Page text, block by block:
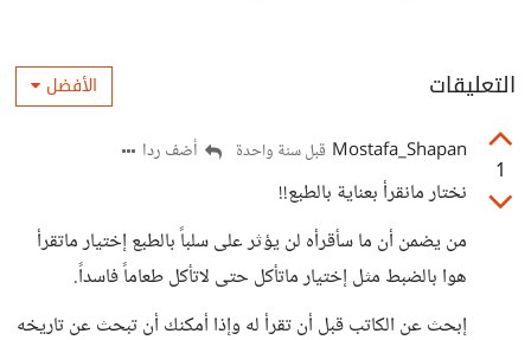
التعليقات الأفضل
1
Mostafa_Shapan قبل سنة واحدة أضف ردا
نختار مانقرأ بعناية بالطبع!!
من يضمن أن ما سأقرأه لن يؤثر على سلباً بالطبع إختيار ماتقرأ
هوا بالضبط مثل إختيار ماتأكل حتى لاتأكل طعاماً فاسداً.
إبحث عن الكاتب قبل أن تقرأ له وإذا أمكنك أن تبحث عن تاريخه